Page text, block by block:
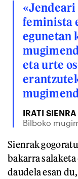
«Jendeari
feminista
egunetan
eta urte
IRATI SIENRA
Bilboko
Sienrak
bakarra
daudela esan